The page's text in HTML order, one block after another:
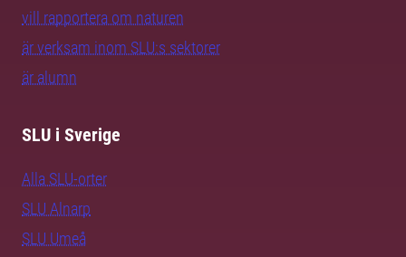
vill rapportera om naturen
är verksam inom SLU:s sektorer
är alumn
SLU i Sverige
Alla SLU-orter
SLU Alnarp
SLU Umeå